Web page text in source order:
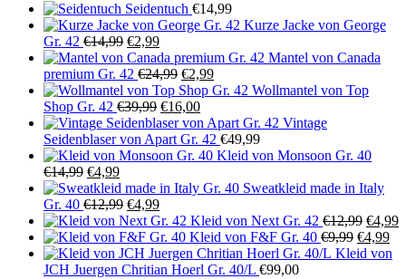
Seidentuch €14,99
Kurze Jacke von George
Gr. 42 €14,99 Ursprünglicher
Preis
war:
€14,99
€2,99Aktueller
Preis
ist:
€2,99.
Mantel von Canada
premium Gr. 42 €24,99 Ursprünglicher
Preis
war:
€24,99
€2,99Aktueller
Preis
€2,99.
Wollmantel von Top
Shop Gr. 42 €39,99 Ursprünglicher
Preis
war:
€39,99
€16,00Aktueller
Preis
ist:
€16,00.
Vintage
Seidenblaser von Apart Gr. 42 €49,99
Kleid von Monsoon Gr. 40
€14,99 Ursprünglicher
Preis
war:
€14,99
€4,99Aktueller
Preis
ist:
€4,99.
Sweatkleid made in Italy
Gr. 40 €12,99 Ursprünglicher
Preis
war:
€12,99
€4,99Aktueller
Preis
ist:
€4,99.
Kleid von Next Gr. 42 €12,99
Preis
war:
€4,99
Kleid von F&F Gr. 40 €9,99
Preis
€4,99
Kleid von
JCH Juergen Chritian Hoerl Gr. 40/L €99,00